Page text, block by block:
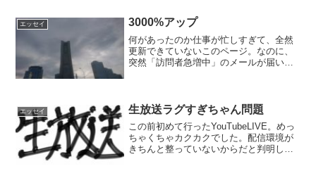
エッセイ 3000%アップ
何があったのか仕事が忙しすぎて、全然
更新できていないこのページ。なのに、
突然「訪問者急増中」のメールが届い
よ。とんでもない教員が...
エッセイ 生放送ラグすぎちゃん問題
この前初めて行ったYouTubeLIVE。めっ
ちゃくちゃカクカクでした。配信環境が
きちんと整っていないからだと判明しま